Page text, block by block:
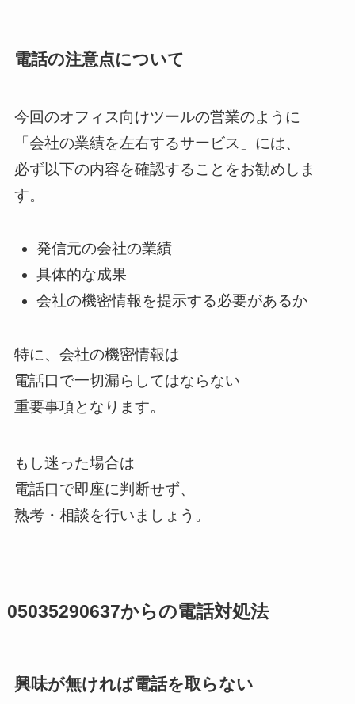
電話の注意点について
今回のオフィス向けツールの営業のように
「会社の業績を左右するサービス」には、
必ず以下の内容を確認することをお勧めしま
す。
発信元の会社の業績
具体的な成果
会社の機密情報を提示する必要があるか
特に、会社の機密情報は
電話口で一切漏らしてはならない
重要事項となります。
もし迷った場合は
電話口で即座に判断せず、
熟考・相談を行いましょう。
05035290637からの電話対処法
興味が無ければ電話を取らない